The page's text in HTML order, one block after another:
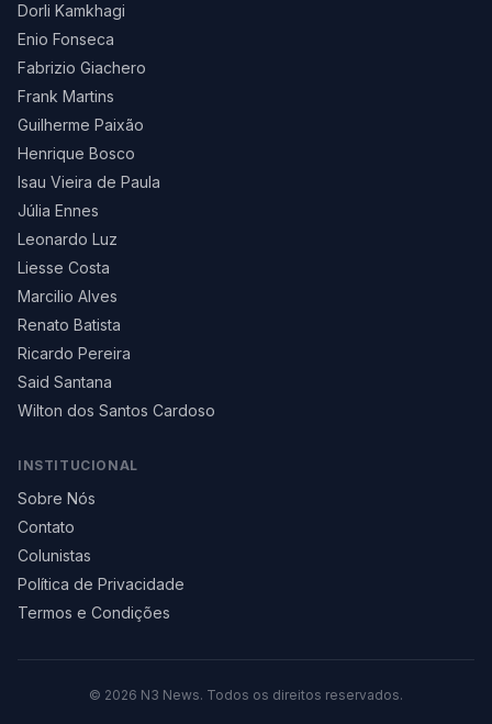
Dorli Kamkhagi
Enio Fonseca
Fabrizio Giachero
Frank Martins
Guilherme Paixão
Henrique Bosco
Isau Vieira de Paula
Júlia Ennes
Leonardo Luz
Liesse Costa
Marcilio Alves
Renato Batista
Ricardo Pereira
Said Santana
Wilton dos Santos Cardoso
INSTITUCIONAL
Sobre Nós
Contato
Colunistas
Política de Privacidade
Termos e Condições
© 2026 N3 News. Todos os direitos reservados.